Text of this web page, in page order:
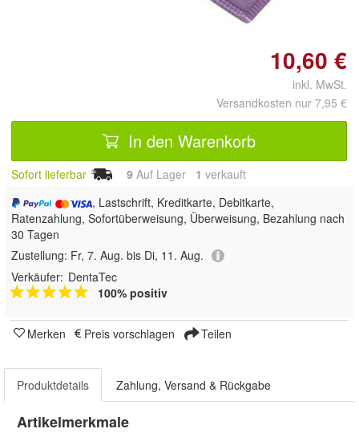
10,60 €
inkl. MwSt.
Versandkosten nur 7,95 €
In den Warenkorb
Sofort lieferbar 9 Auf Lager 1 verkauft
, Lastschrift, Kreditkarte, Debitkarte,
Ratenzahlung, Sofortüberweisung, Überweisung, Bezahlung nach
30 Tagen
Zustellung: Fr, 7. Aug. bis Di, 11. Aug.
Verkäufer: DentaTec
100% positiv
Merken Preis vorschlagen Teilen
Produktdetails Zahlung, Versand & Rückgabe
Artikelmerkmale